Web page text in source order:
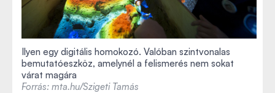
Ilyen egy digitális homokozó. Valóban szintvonalas
bemutatóeszköz, amelynél a felismerés nem sokat
várat magára
Forrás: mta.hu/Szigeti Tamás